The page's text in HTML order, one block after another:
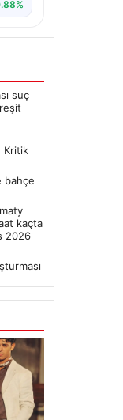
suç
Kritik
bahçe
kaçta
2026